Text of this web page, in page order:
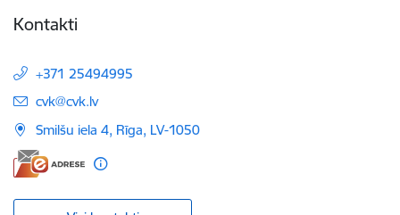
Kontakti
+371 25494995
E-pasts:
cvk@cvk.lv
Smilšu iela 4, Rīga, LV-1050